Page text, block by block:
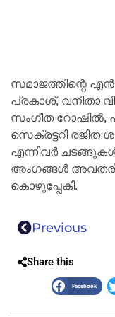
സമാജത്തിന്റെ
പ്രകാശ്, വനിതാ
സംഗീത റോഷിൽ,
സെക്രട്ടറി രജിത
എന്നിവർ
അംഗങ്ങൾ
കൊഴുപ്പേകി.
Previous
Share this
Facebook